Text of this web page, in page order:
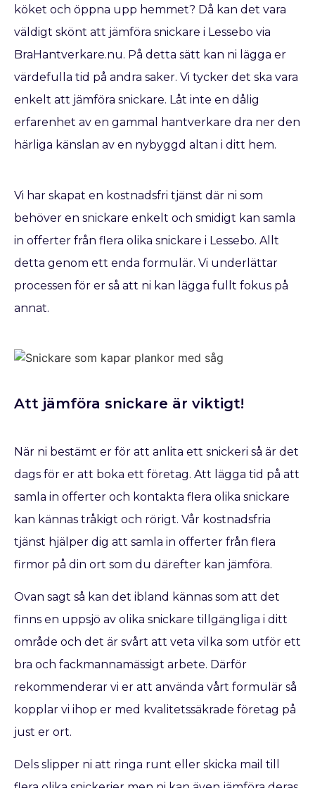
köket och öppna upp hemmet? Då kan det vara
väldigt skönt att jämföra snickare i Lessebo via
BraHantverkare.nu. På detta sätt kan ni lägga er
värdefulla tid på andra saker. Vi tycker det ska vara
enkelt att jämföra snickare. Låt inte en dålig
erfarenhet av en gammal hantverkare dra ner den
härliga känslan av en nybyggd altan i ditt hem.
Vi har skapat en kostnadsfri tjänst där ni som
behöver en snickare enkelt och smidigt kan samla
in offerter från flera olika snickare i Lessebo. Allt
detta genom ett enda formulär. Vi underlättar
processen för er så att ni kan lägga fullt fokus på
annat.
Att jämföra snickare är viktigt!
När ni bestämt er för att anlita ett snickeri så är det
dags för er att boka ett företag. Att lägga tid på att
samla in offerter och kontakta flera olika snickare
kan kännas tråkigt och rörigt. Vår kostnadsfria
tjänst hjälper dig att samla in offerter från flera
firmor på din ort som du därefter kan jämföra.
Ovan sagt så kan det ibland kännas som att det
finns en uppsjö av olika snickare tillgängliga i ditt
område och det är svårt att veta vilka som utför ett
bra och fackmannamässigt arbete. Därför
rekommenderar vi er att använda vårt formulär så
kopplar vi ihop er med kvalitetssäkrade företag på
just er ort.
Dels slipper ni att ringa runt eller skicka mail till